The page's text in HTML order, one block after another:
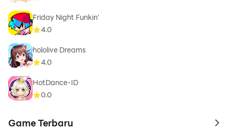
Friday Night Funkin'
4.0
hololive Dreams
4.0
HotDance-ID
0.0
Game Terbaru to